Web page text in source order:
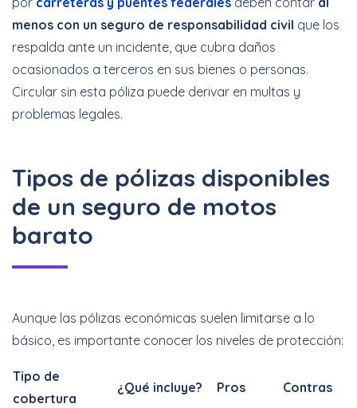
menos con un seguro de responsabilidad civil que los
respalda ante un incidente, que cubra daños
ocasionados a terceros en sus bienes o personas.
Circular sin esta póliza puede derivar en multas y
problemas legales.
Tipos de pólizas disponibles
de un seguro de motos
barato
Aunque las pólizas económicas suelen limitarse a lo
básico, es importante conocer los niveles de protección:
Tipo de
cobertura
¿Qué incluye? Pros Contras